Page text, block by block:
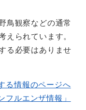
鳥観察などの通常
えられています。
る必要はありませ
る情報のページへ
フルエンザ情報」